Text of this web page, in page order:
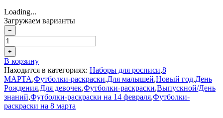
Loading...
Загружаем варианты
−
+
В корзину
Находится в категориях: Наборы для росписи,8
МАРТА,Футболки-раскраски,Для малышей,Новый год,День
Рождения,Для девочек,Футболки-раскраски,Выпускной/День
знаний,Футболки-раскраски на 14 февраля,Футболки-
раскраски на 8 марта